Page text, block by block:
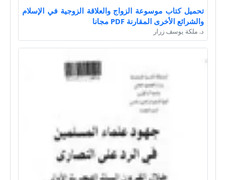
تحميل كتاب موسوعة الزواج والعلاقة الزوجية في الإسلام
والشرائع الأخرى المقارنة PDF مجانا
د. ملكة يوسف زرار